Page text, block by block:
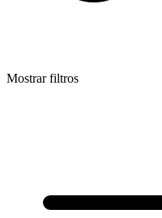
Mostrar filtros